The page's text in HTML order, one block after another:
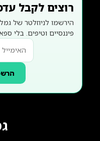
רוצים לקבל
הירשמו לניוזלטר של
פיננסיים וטיפים. בלי